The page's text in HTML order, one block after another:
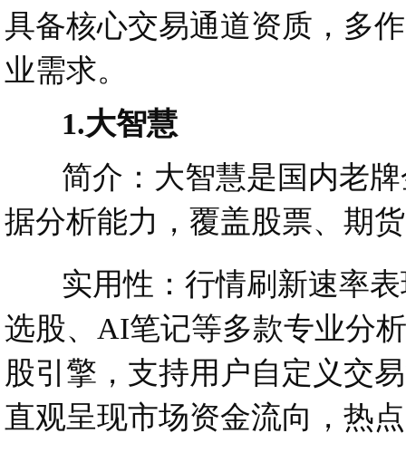
具备核心交易通道资质，多
业需求。
1.大智慧
简介：大智慧是国内老牌
据分析能力，覆盖股票、期
实用性：行情刷新速率表
选股、AI笔记等多款专业分
股引擎，支持用户自定义交
直观呈现市场资金流向，热